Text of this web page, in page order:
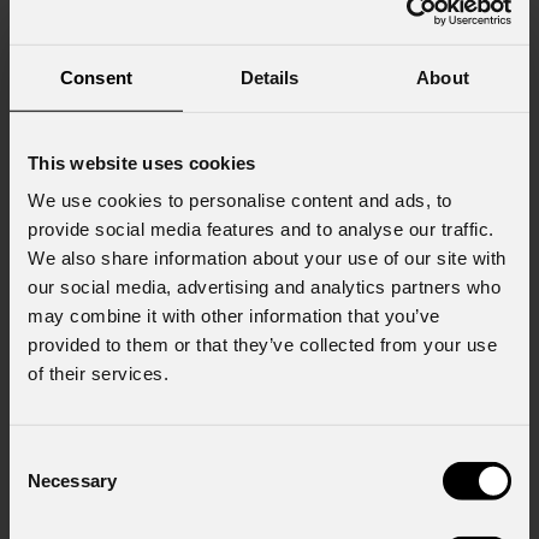
Consent Details About
This website uses cookies
We use cookies to personalise content and ads, to
provide social media features and to analyse our traffic.
We also share information about your use of our site with
our social media, advertising and analytics partners who
may combine it with other information that you’ve
provided to them or that they’ve collected from your use
of their services.
Selection
Necessary
Email*
Nome Azienda
Stato*